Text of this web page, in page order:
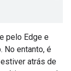
pelo Edge e
No entanto, é
atrás de